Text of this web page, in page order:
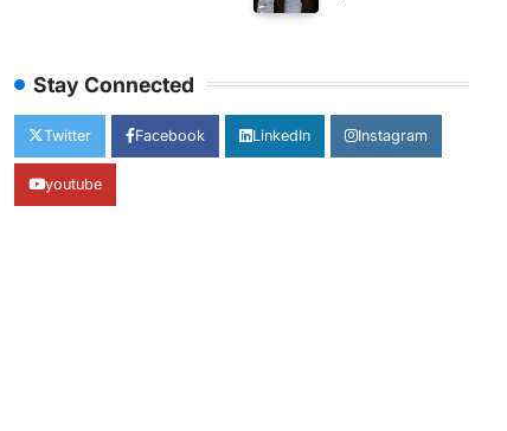
Stay Connected
Twitter Facebook LinkedIn Instagram
youtube